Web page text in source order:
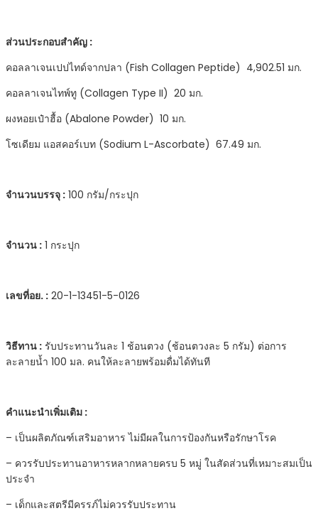
3
ล
เจน
เปป
ไทพ์
หอย
ข้อ
เล็บ
ส่วนประกอบสำคัญ :
คอลลาเจนเปปไทด์จากปลา (Fish Collagen Peptide) 4,902.51 มก.
คอลลาเจนไทพ์ทู (Collagen Type II) 20 มก.
ผงหอยเป๋าฮื้อ (Abalone Powder) 10 มก.
โซเดียม แอสคอร์เบท (Sodium L-Ascorbate) 67.49 มก.
จำนวนบรรจุ : 100 กรัม/กระปุก
จำนวน : 1 กระปุก
เลขที่อย. : 20-1-13451-5-0126
วิธีทาน : รับประทานวันละ 1 ช้อนตวง (ช้อนตวงละ 5 กรัม) ต่อการ
ละลายน้ำ 100 มล. คนให้ละลายพร้อมดื่มได้ทันที
คำแนะนำเพิ่มเติม :
– เป็นผลิตภัณฑ์เสริมอาหาร ไม่มีผลในการป้องกันหรือรักษาโรค
– ควรรับประทานอาหารหลากหลายครบ 5 หมู่ ในสัดส่วนที่เหมาะสมเป็น
ประจำ
– เด็กและสตรีมีครรภ์ไม่ควรรับประทาน